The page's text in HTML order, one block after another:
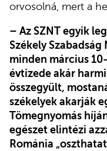
orvosolná, mert a
– Az SZNT egyik
Székely
minden március
évtizede akár
összegyűlt,
székelyek akarják
Tömegnyomás
egészet elintézi
Románia